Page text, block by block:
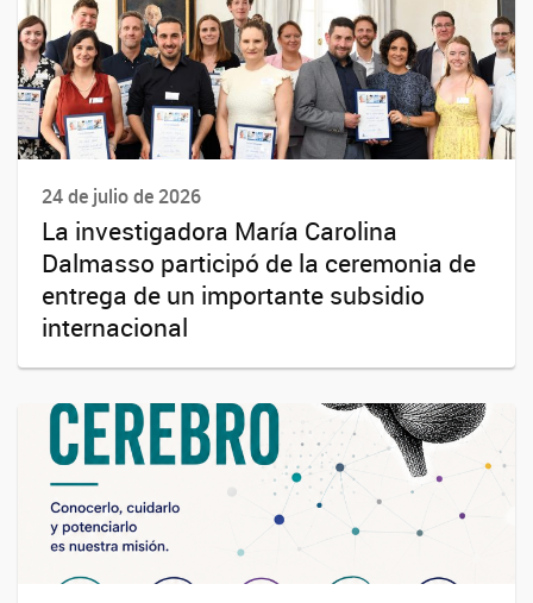
24 de julio de 2026
La investigadora María Carolina
Dalmasso participó de la ceremonia de
entrega de un importante subsidio
internacional